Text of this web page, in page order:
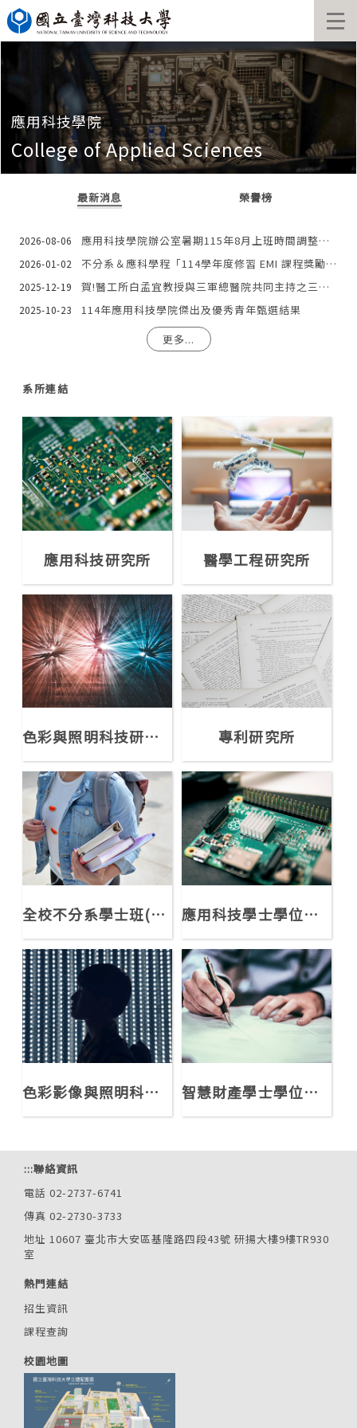
跳
到
主
內
應用科技學院
College of Applied Sciences
最新消息 榮譽榜
2026-08-06 應用科技學院辦公室暑期115年8月上班時間調整公告
2026-01-02 不分系＆應科學程「114學年度修習 EMI 課程獎勵(試辦)辦法」
2025-12-19 賀!醫工所白孟宜教授與三軍總醫院共同主持之三年期國科會計畫「AI技術於微創手術上之應用與輔助相關醫材之開發」之研究成果獲第二十二屆國家新創學研新創獎殊榮
2025-10-23
114年應用科技學院傑出及優秀青年甄選結果
更多...
系所連結
應用科技研究所 醫學工程研究所
色彩與照明科技研究所 專利研究所
全校不分系學士班(精誠學系) 應用科技學士學位學程
色彩影像與照明科技學士學位學程 智慧財產學士學位學程
:::聯絡資訊
電話 02-2737-6741
傳真 02-2730-3733
地址 10607 臺北市大安區基隆路四段43號 研揚大樓9樓TR930
室
熱門連結
招生資訊
課程查詢
校園地圖